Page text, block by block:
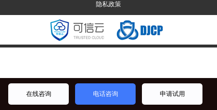
隐私政策
在线咨询 电话咨询 申请试用